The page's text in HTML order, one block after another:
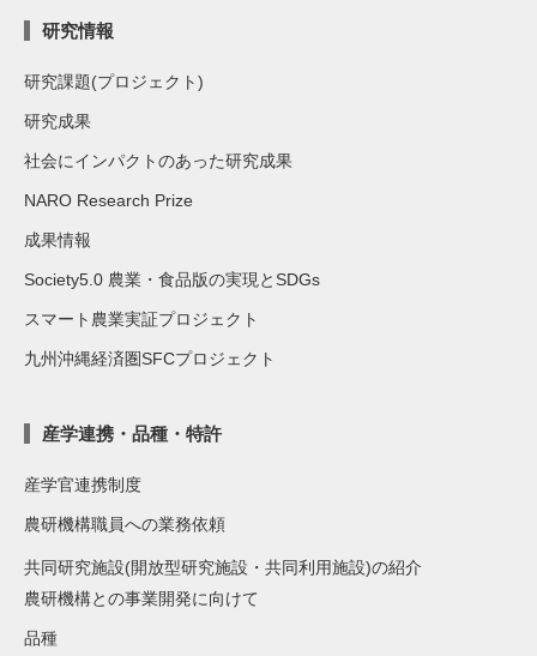
研究情報
研究課題(プロジェクト)
研究成果
社会にインパクトのあった研究成果
NARO Research Prize
成果情報
Society5.0 農業・食品版の実現とSDGs
スマート農業実証プロジェクト
九州沖縄経済圏SFCプロジェクト
産学連携・品種・特許
産学官連携制度
農研機構職員への業務依頼
共同研究施設(開放型研究施設・共同利用施設)の紹介
農研機構との事業開発に向けて
品種